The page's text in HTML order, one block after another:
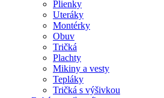
Plienky
Uteráky
Montérky
Obuv
Tričká
Plachty
Mikiny a vesty
Tepláky
Tričká s výšivkou